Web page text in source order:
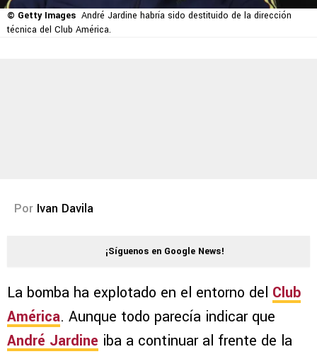
© Getty Images André Jardine habría sido destituido de la dirección
técnica del Club América.
Por Ivan Davila
¡Síguenos en Google News!
La bomba ha explotado en el entorno del Club
América. Aunque todo parecía indicar que
André Jardine iba a continuar al frente de la